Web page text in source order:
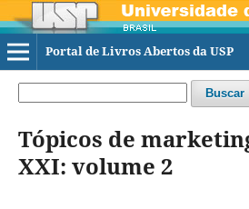
Portal de Livros Abertos da USP
Buscar
Tópicos de
XXI: volume 2